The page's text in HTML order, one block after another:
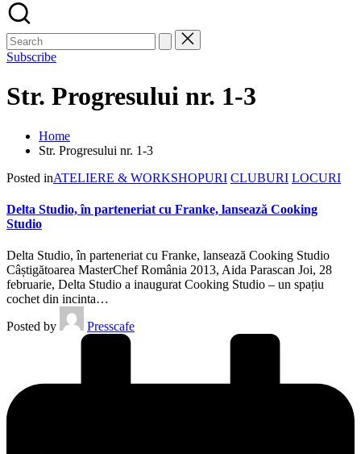
Subscribe
Str. Progresului nr. 1-3
Home
Str. Progresului nr. 1-3
Posted inATELIERE & WORKSHOPURI CLUBURI LOCURI
Delta Studio, în parteneriat cu Franke, lansează Cooking
Studio
Delta Studio, în parteneriat cu Franke, lansează Cooking Studio
Câștigătoarea MasterChef România 2013, Aida Parascan Joi, 28
februarie, Delta Studio a inaugurat Cooking Studio – un spațiu
cochet din incinta…
Posted by
Presscafe